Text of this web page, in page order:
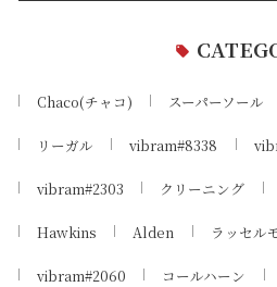
Chaco(チャコ) スーパーソール
リーガル vibram#8338
vibram#2303 クリーニング
Hawkins Alden ラッセル
vibram#2060 コールハーン